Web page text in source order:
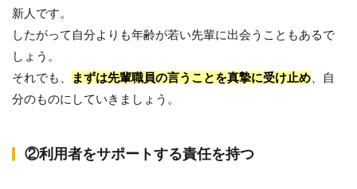
新人です。
したがって自分よりも年齢が若い先輩に出会うこともあるで
しょう。
それでも、
まずは先輩職員の言うことを真摯に受け止め 、自
分のものにしていきましょう。
②利用者をサポートする責任を持つ